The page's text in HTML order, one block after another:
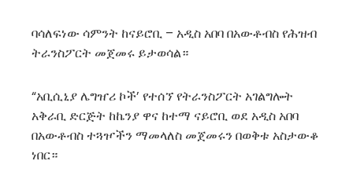
ባሳለፍነው ሳምንት ከናይሮቢ – አዲስ አበባ በአውቶብስ የሕዝብ
ትራንስፖርት መጀመሩ ይታወሳል።
“አቢሲኒያ ሌግዠሪ ኮች’ የተሰኘ የትራንስፖርት አገልግሎት
አቅራቢ ድርጅት ከኬንያ ዋና ከተማ ናይሮቢ ወደ አዲስ አበባ
በአውቶብስ ተጓዦችን ማመላለስ መጀመሩን በወቅቱ አስታውቆ
ነበር።